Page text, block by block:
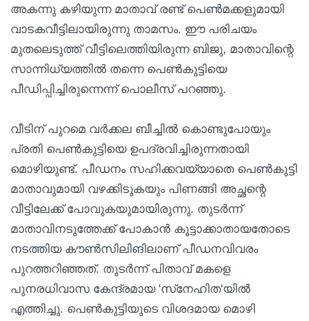
അകന്നു കഴിയുന്ന മാതാവ് രണ്ട് പെണ്‍മക്കളുമായി
വാടകവീട്ടിലായിരുന്നു താമസം. ഈ പരിചയം
മുതലെടുത്ത് വീട്ടിലെത്തിയിരുന്ന ബിജു, മാതാവിന്റെ
സാന്നിധ്യത്തില്‍ തന്നെ പെണ്‍കുട്ടിയെ
പീഡിപ്പിച്ചിരുന്നെന്ന് പൊലീസ് പറഞ്ഞു.
വീടിന് പുറമെ വര്‍ക്കല ബീച്ചില്‍ കൊണ്ടുപോയും
പ്രതി പെണ്‍കുട്ടിയെ ഉപദ്രവിച്ചിരുന്നതായി
മൊഴിയുണ്ട്. പീഡനം സഹിക്കവയ്യാതെ പെണ്‍കുട്ടി
മാതാവുമായി വഴക്കിടുകയും പിണങ്ങി അച്ഛന്റെ
വീട്ടിലേക്ക് പോവുകയുമായിരുന്നു. തുടര്‍ന്ന്
മാതാവിനടുത്തേക്ക് പോകാന്‍ കൂട്ടാക്കാതായതോടെ
നടത്തിയ കൗണ്‍സിലിങിലാണ് പീഡനവിവരം
പുറത്തറിഞ്ഞത്. തുടര്‍ന്ന് പിതാവ് മകളെ
പുനരധിവാസ കേന്ദ്രമായ 'സ്‌നേഹിത'യില്‍
എത്തിച്ചു. പെണ്‍കുട്ടിയുടെ വിശദമായ മൊഴി